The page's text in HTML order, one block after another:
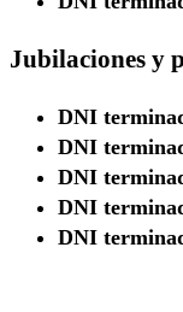
Jubilaciones y
DNI
DNI
DNI
DNI
DNI